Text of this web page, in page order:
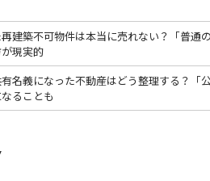
建築不可物件は本当に売れない？「普通
現実的
名義になった不動産はどう整理する？「
ることも